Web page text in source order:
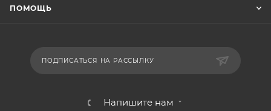
ПОМОЩЬ
ПОДПИСАТЬСЯ НА РАССЫЛКУ
Напишите нам